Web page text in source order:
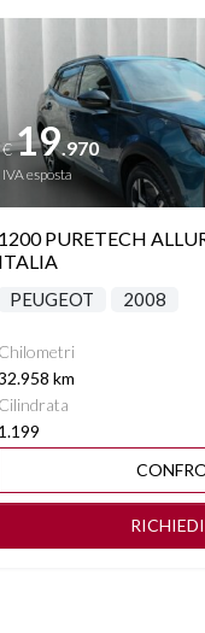
€19.970
IVA esposta
1200 PURETECH
ITALIA
PEUGEOT 2008
Chilometri
km
Cilindrata
1.199